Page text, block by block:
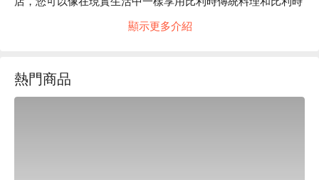
時老字號釀酒廠De Halvmaan啤酒進口許可的餐廳。您可以品
氣和類似可可的烤麥芽香氣的獨特比利時啤酒，以及各種傳統
菜餚。何不在重現道地氛圍的絕佳空間度過一段悠閒時光呢？
顯示更多介紹
熱門商品